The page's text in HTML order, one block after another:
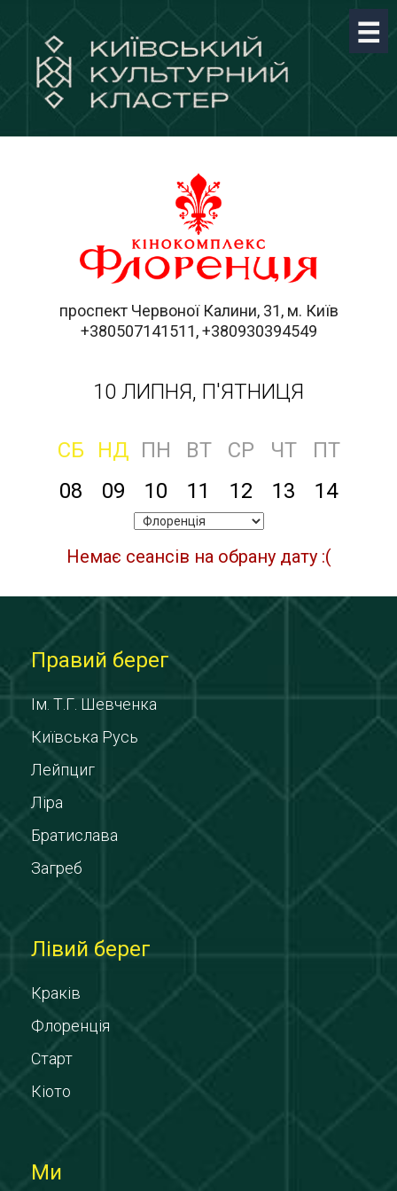
проспект Червоної Калини, 31, м. Київ
+380507141511, +380930394549
10 ЛИПНЯ, П'ЯТНИЦЯ
СБ НД ПН ВТ СР ЧТ
ПТ
08
09 10 11 12 13 14
Немає сеансів на обрану дату :(
Правий берег
Ім. Т.Г. Шевченка
Київська Русь
Лейпциг
Ліра
Братислава
Загреб
Лівий берег
Краків
Флоренція
Старт
Кіото
Ми